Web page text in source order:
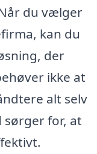
du vælger
kan du
der
ikke at
alt selv
for, at